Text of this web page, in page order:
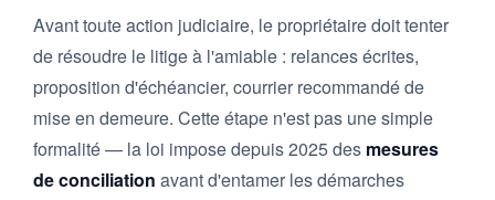
Avant toute action judiciaire, le propriétaire doit tenter
de résoudre le litige à l'amiable : relances écrites,
proposition d'échéancier, courrier recommandé de
mise en demeure. Cette étape n'est pas une simple
formalité — la loi impose depuis 2025 des mesures
de conciliation avant d'entamer les démarches